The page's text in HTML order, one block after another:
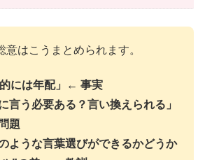
意はこうまとめられます。
的には年配」← 事実
言う必要ある？言い換えられる」
題
ような言葉選びができるかどうか